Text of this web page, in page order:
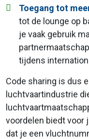
Toegang tot
tot de lounge op
je vaak gebruik
tijdens
Code sharing is dus
luchtvaartindustrie
voordelen biedt voor
dat je een